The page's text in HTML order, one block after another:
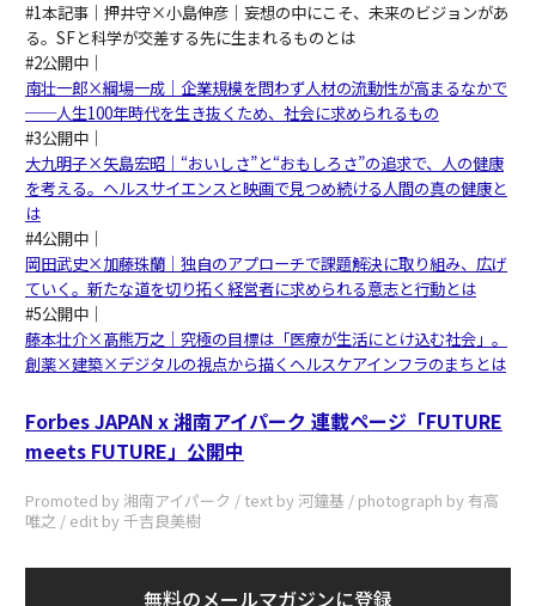
#1本記事｜押井守×小島伸彦｜妄想の中にこそ、未来のビジョンがあ
る。SFと科学が交差する先に生まれるものとは
#2公開中｜
南壮一郎×綱場一成｜企業規模を問わず人材の流動性が高まるなかで
──人生100年時代を生き抜くため、社会に求められるもの
#3公開中｜
大九明子×矢島宏昭｜“おいしさ”と“おもしろさ”の追求で、人の健康
を考える。ヘルスサイエンスと映画で見つめ続ける人間の真の健康と
は
#4公開中｜
岡田武史×加藤珠蘭｜独自のアプローチで課題解決に取り組み、広げ
ていく。新たな道を切り拓く経営者に求められる意志と行動とは
#5公開中｜
藤本壮介×髙熊万之｜究極の目標は「医療が生活にとけ込む社会」。
創薬×建築×デジタルの視点から描くヘルスケアインフラのまちとは
Forbes JAPAN x 湘南アイパーク 連載ページ「FUTURE
meets FUTURE」公開中
Promoted by 湘南アイパーク / text by 河鐘基 / photograph by 有高
唯之 / edit by 千吉良美樹
無料のメールマガジンに登録